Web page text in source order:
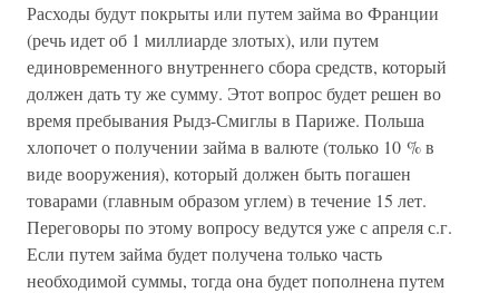
Расходы будут покрыты или путем займа во Франции
(речь идет об 1 миллиарде злотых), или путем
единовременного внутреннего сбора средств, который
должен дать ту же сумму. Этот вопрос будет решен во
время пребывания Рыдз-Смиглы в Париже. Польша
хлопочет о получении займа в валюте (только 10 % в
виде вооружения), который должен быть погашен
товарами (главным образом углем) в течение 15 лет.
Переговоры по этому вопросу ведутся уже с апреля с.г.
Если путем займа будет получена только часть
необходимой суммы, тогда она будет пополнена путем